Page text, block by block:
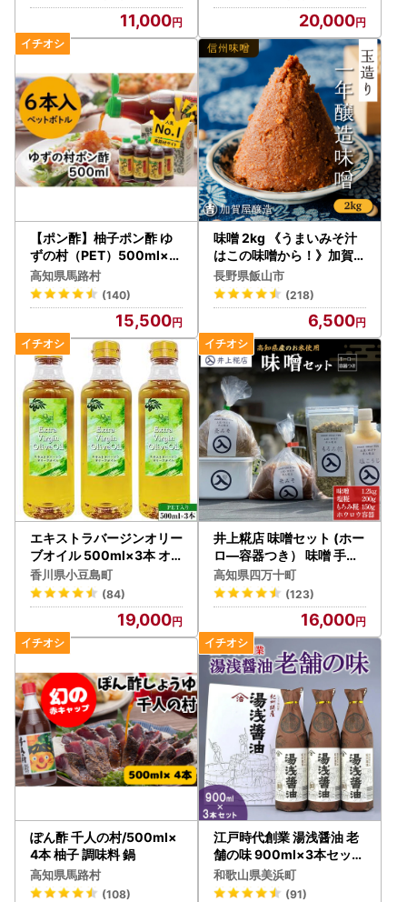
11,000 20,000
【ポン酢】柚子ポン酢 ゆ
ずの村（PET）500ml×6
本 調味料
高知県馬路村
(140)
15,500
味噌 2kg 《うまいみそ汁
はこの味噌から！》加賀屋
醸造（Au-001）
長野県飯山市
(218)
6,500
エキストラバージンオリー
ブオイル 500ml×3本 オ
リーブオイル 食用油
香川県小豆島町
(84)
19,000
井上糀店 味噌セット (ホー
ロ—容器つき） 味噌 手作
り 無添加 国産大豆 ／Lik-
A03
高知県四万十町
(123)
16,000
ぽん酢 千人の村/500ml×
4本 柚子 調味料 鍋
高知県馬路村
(108)
江戸時代創業 湯浅醤油 老
舗の味 900ml×3本セット
（ギフト包装・紙袋付き）
| 醤油
和歌山県美浜町
(91)